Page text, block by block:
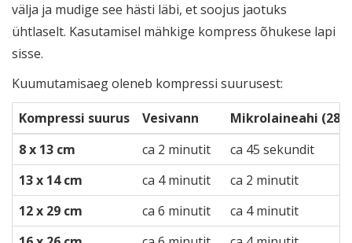
välja ja mudige see hästi läbi, et soojus jaotuks
ühtlaselt. Kasutamisel mähkige kompress õhukese lapi
sisse.
Kuumutamisaeg oleneb kompressi suurusest:
Kompressi suurus
Vesivann
Mikrolaineahi
8 x 13 cm
ca 2 minutit
ca 45 sekundit
13 x 14 cm
ca 4 minutit
ca 2 minutit
12 x 29 cm
ca 6 minutit
ca 4 minutit